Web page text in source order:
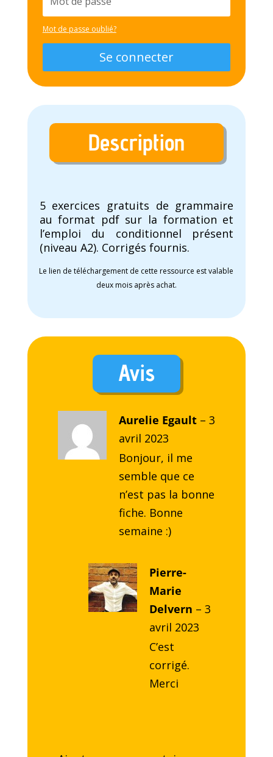
Mot de passe oublié?
Se connecter
Description
5 exercices gratuits de grammaire
au format pdf sur la formation et
l’emploi du conditionnel présent
(niveau A2). Corrigés fournis.
Le lien de téléchargement de cette ressource est valable
deux mois après achat.
Avis
Aurelie Egault – 3
avril 2023
Bonjour, il me
semble que ce
n’est pas la bonne
fiche. Bonne
semaine :)
Pierre-
Marie
Delvern – 3
avril 2023
C’est
corrigé.
Merci